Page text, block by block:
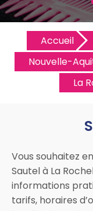
Accueil
Nouvelle-
La
Vous souhaitez
Sautel à La
informations
tarifs, horaires